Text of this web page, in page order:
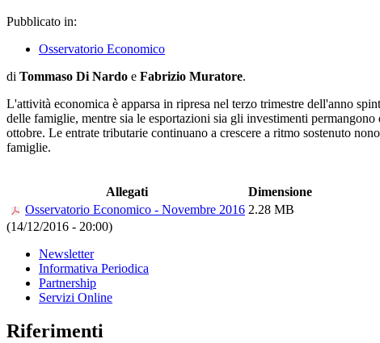
Pubblicato in:
Osservatorio Economico
di Tommaso Di Nardo e Fabrizio Muratore.
L'attività economica è apparsa in ripresa nel terzo trimestre dell'anno
delle famiglie, mentre sia le esportazioni sia gli investimenti
ottobre. Le entrate tributarie continuano a crescere a ritmo sostenuto
famiglie.
Allegati
Dimensione
Osservatorio Economico - Novembre 2016 2.28 MB
(14/12/2016 - 20:00)
Newsletter
Informativa Periodica
Partnership
Servizi Online
Riferimenti